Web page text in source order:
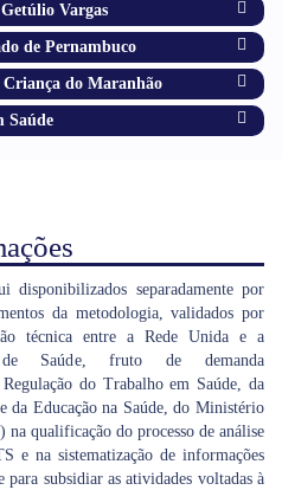
Vargas
de Pernambuco
do Maranhão
Saúde
disponibilizados separadamente por
da metodologia, validados por
técnica entre a Rede Unida e a
de Saúde, fruto de demanda
do Trabalho em Saúde, da
da Educação na Saúde, do Ministério
qualificação do processo de análise
e na sistematização de informações
subsidiar as atividades voltadas à